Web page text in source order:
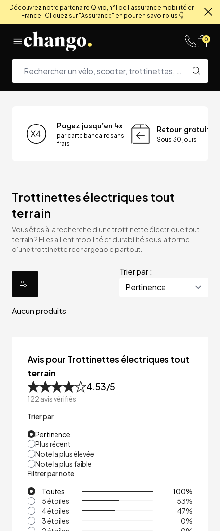
Découvrez notre partenaire Qivio, n°1 de l'assurance mobilité en
France ! Cliquez sur "Assurance" en pour en savoir plus 👇
0
Payez jusqu'en 4x
par carte bancaire sans
frais
Retour gratuit
Sous 30 jours
Trottinettes électriques tout
terrain
Vous êtes à la recherche d’une trottinette électrique tout
terrain ? Elles allient mobilité et durabilité sous la forme
d’une trottinette rechargeable partout.
Trier par :
Aucun produits
Avis pour Trottinettes électriques tout
terrain
4.53/5
122 avis vérifiés
Trier par
Pertinence
Plus récent
Note la plus élevée
Note la plus faible
Filtrer par note
Toutes
100%
5 étoiles
53%
4 étoiles
47%
3 étoiles
0%